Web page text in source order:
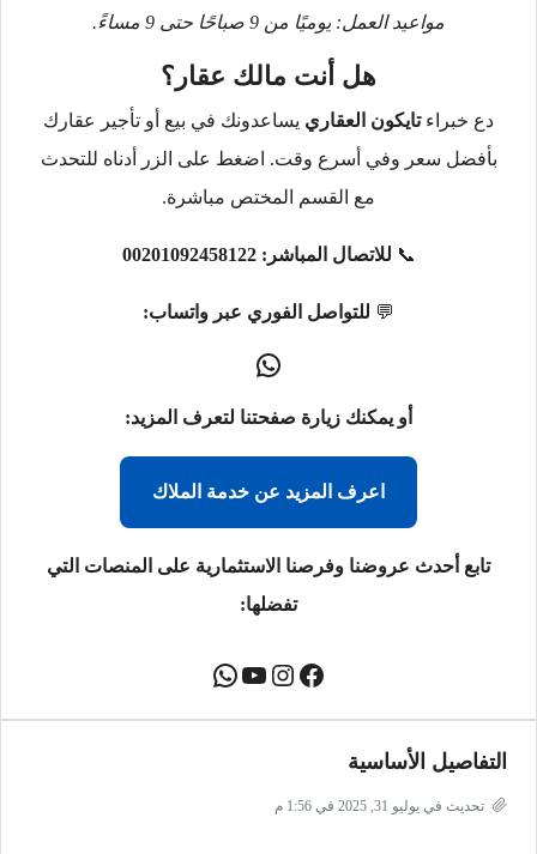
مواعيد العمل: يوميًا من 9 صباحًا حتى 9 مساءً.
هل أنت مالك عقار؟
دع خبراءتايكون العقاري يساعدونك في بيع أو تأجير عقارك
بأفضل سعر وفي أسرع وقت. اضغط على الزر أدناه للتحدث
مع القسم المختص مباشرة.
📞 للاتصال المباشر: 00201092458122
💬 للتواصل الفوري عبر واتساب:
أو يمكنك زيارة صفحتنا لتعرف المزيد:
اعرف المزيد عن خدمة الملاك
تابع أحدث عروضنا وفرصنا الاستثمارية على المنصات التي
تفضلها:
التفاصيل الأساسية
تحديث في يوليو 31, 2025 في 1:56 م